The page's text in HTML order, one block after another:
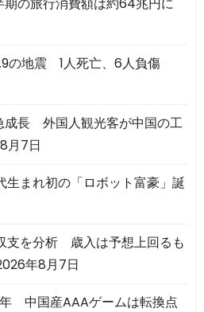
の地震 1人死亡、6人負傷
成長 外国人観光客が中国の工
月7日
まれ初の「ロボット富豪」誕
支を分析 歳入は予想上回るも
年8月7日
年 中国産AAAゲームは転換点